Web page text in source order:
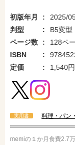
初版年月
2025/
判型
B5変型
ページ数
128ペ
ISBN
定価
1,540円
実用書 料理・パン
memiの１か月食費2.7万